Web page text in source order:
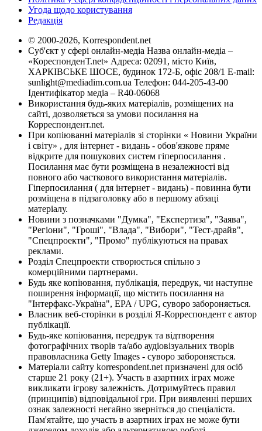
Угода щодо користування
Редакція
© 2000-2026, Korrespondent.net
Суб'єкт у сфері онлайн-медіа Назва онлайн-медіа –
«КореспонденТ.net» Адреса: 02091, місто Київ,
ХАРКІВСЬКЕ ШОСЕ, будинок 172-Б, офіс 208/1 E-mail:
sunlight@mediadim.com.ua Телефон: 044-205-43-00
Ідентифікатор медіа – R40-06068
Використання будь-яких матеріалів, розміщених на
сайті, дозволяється за умови посилання на
Корреспондент.net.
При копіюванні матеріалів зі сторінки « Новини України
і світу» , для інтернет - видань - обов'язкове пряме
відкрите для пошукових систем гіперпосилання .
Посилання має бути розміщена в незалежності від
повного або часткового використання матеріалів.
Гіперпосилання ( для інтернет - видань) - повинна бути
розміщена в підзаголовку або в першому абзаці
матеріалу.
Новини з позначками "Думка", "Експертиза", "Заява",
"Регіони", "Гроші", "Влада", "Вибори", "Тест-драйв",
"Спецпроекти", "Промо" публікуються на правах
реклами.
Розділ Спецпроекти створюється спільно з
комерційними партнерами.
Будь яке копіювання, публікація, передрук, чи наступне
поширення інформації, що містить посилання на
"Інтерфакс-Україна", EPA / UPG, суворо забороняється.
Власник веб-сторінки в розділі Я-Корреспондент є автор
публікації.
Будь-яке копіювання, передрук та відтворення
фотографічних творів та/або аудіовізуальних творів
правовласника Getty Images - суворо забороняється.
Матеріали сайту korrespondent.net призначені для осіб
старше 21 року (21+). Участь в азартних іграх може
викликати ігрову залежність. Дотримуйтесь правил
(принципів) відповідальної гри. При виявленні перших
ознак залежності негайно зверніться до спеціаліста.
Пам'ятайте, що участь в азартних іграх не може бути